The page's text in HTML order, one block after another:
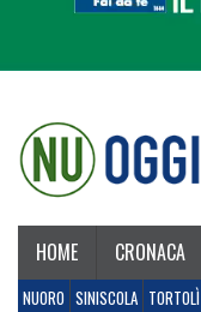
HOME CRONACA
NUORO SINISCOLA TORTOLÌ